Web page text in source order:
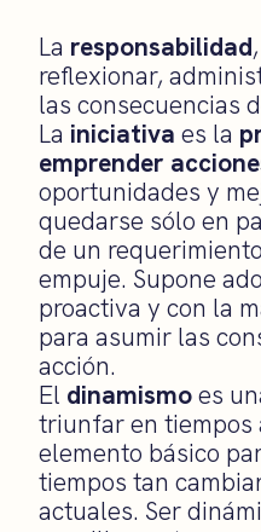
La responsabilidad
reflexionar,
las consecuencias
La iniciativa es la
emprender
oportunidades y
quedarse sólo en
de un
empuje. Supone
proactiva y con la
para asumir las
acción.
El dinamismoes
triunfar en tiempos
elemento básico
tiempos tan
actuales. Ser